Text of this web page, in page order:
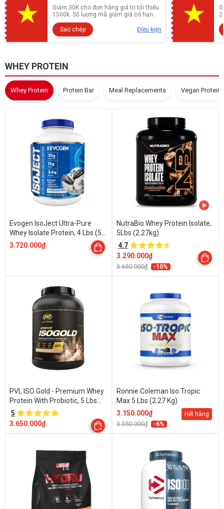
Giảm 30K cho đơn hàng giá trị tối thiểu
1500k. Số lượng mã giảm giá có hạn.
Sao chép Điều kiện
WHEY PROTEIN
Whey Protein Protein Bar Meal Replacements Vegan Protein
Evogen IsoJect Ultra-Pure
Whey Isolate Protein, 4 Lbs (55
Servings)
3.720.000₫
NutraBio Whey Protein Isolate,
5Lbs (2.27kg)
4.7
3.290.000₫
3.650.000₫ -10%
PVL ISO Gold - Premium Whey
Protein With Probiotic, 5 Lbs
(2.27kg)
5
3.650.000₫
Ronnie Coleman Iso Tropic
Max 5 Lbs (2.27 Kg)
3.150.000₫
3.350.000₫ -6%
Hết hàng